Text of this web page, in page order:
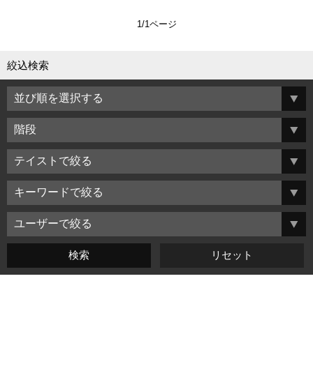
1/1ページ
絞込検索